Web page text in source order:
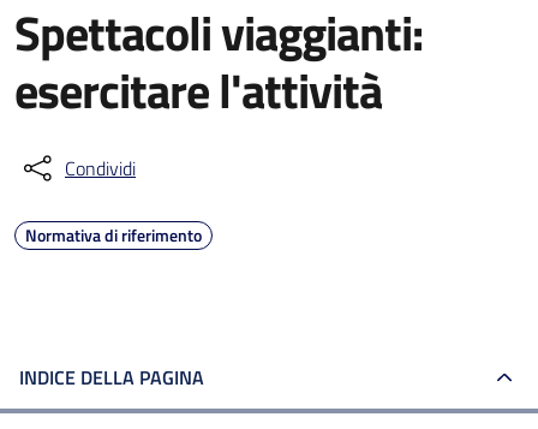
Spettacoli viaggianti:
esercitare l'attività
Condividi
Normativa di riferimento
INDICE DELLA PAGINA